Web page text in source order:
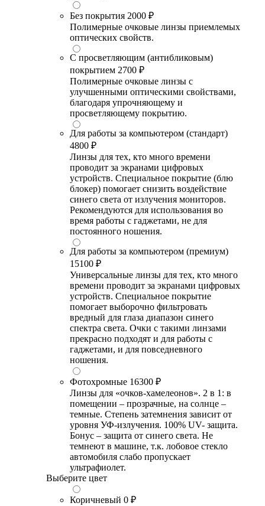
Без покрытия 2000 ₽
Полимерные очковые линзы приемлемых
оптических свойств.
С просветляющим (антибликовым)
покрытием 2700 ₽
Полимерные очковые линзы с
улучшенными оптическими свойствами,
благодаря упрочняющему и
просветляющему покрытию.
Для работы за компьютером (стандарт)
4800 ₽
Линзы для тех, кто много времени
проводит за экранами цифровых
устройств. Специальное покрытие (блю
блокер) помогает снизить воздействие
синего света от излучения мониторов.
Рекомендуются для использования во
время работы с гаджетами, не для
постоянного ношения.
Для работы за компьютером (премиум)
15100 ₽
Универсальные линзы для тех, кто много
времени проводит за экранами цифровых
устройств. Специальное покрытие
помогает выборочно фильтровать
вредный для глаза диапазон синего
спектра света. Очки с такими линзами
прекрасно подходят и для работы с
гаджетами, и для повседневного
ношения.
Фотохромные 16300 ₽
Линзы для «очков-хамелеонов». 2 в 1: в
помещении – прозрачные, на солнце –
темные. Степень затемнения зависит от
уровня УФ-излучения. 100% UV- защита.
Бонус – защита от синего света. Не
темнеют в машине, т.к. лобовое стекло
автомобиля слабо пропускает
ультрафиолет.
Выберите цвет
Коричневый 0 ₽